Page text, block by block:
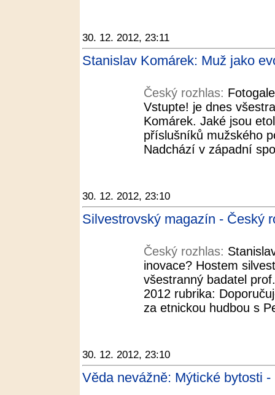
30. 12. 2012, 23:11
Stanislav Komárek: Muž jako
Český rozhlas:
Vstupte! je dnes
Komárek. Jaké jsou
příslušníků mužského
Nadchází v západní
30. 12. 2012, 23:10
Silvestrovský magazín - Český
Český rozhlas:
inovace? Hostem
všestranný badatel
2012 rubrika:
za etnickou hudbou s
30. 12. 2012, 23:10
Věda nevážně: Mýtické bytosti